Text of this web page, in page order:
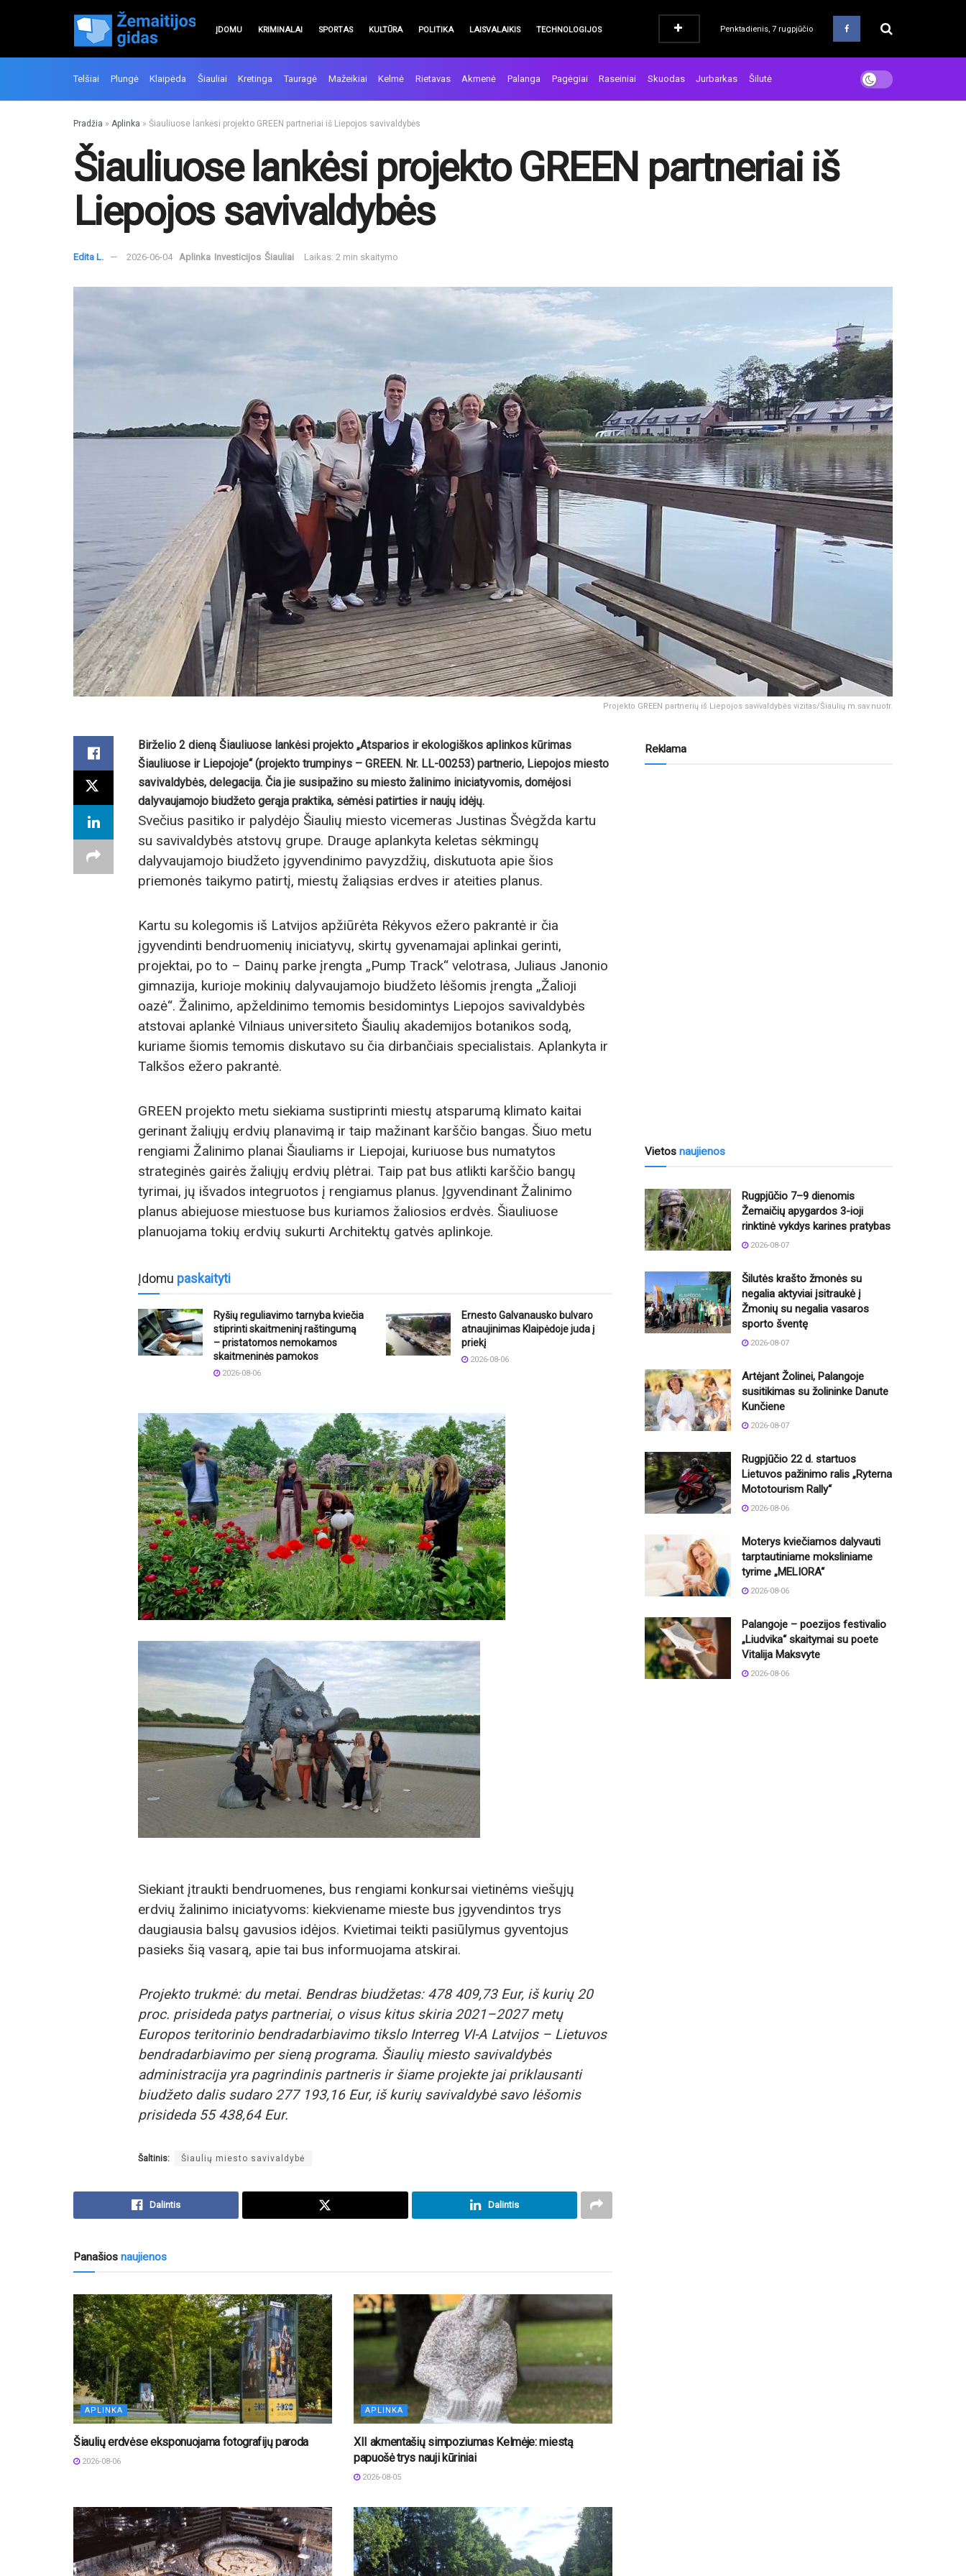
ĮDOMU KRIMINALAI SPORTAS KULTŪRA POLITIKA LAISVALAIKIS TECHNOLOGIJOS Penktadienis, 7 rugpjūčio
Telšiai Plungė Klaipėda Šiauliai Kretinga Tauragė Mažeikiai Kelmė Rietavas Akmenė Palanga Pagėgiai Raseiniai Skuodas Jurbarkas Šilutė
Pradžia » Aplinka » Šiauliuose lankėsi projekto GREEN partneriai iš Liepojos savivaldybės
Šiauliuose lankėsi projekto GREEN partneriai iš
Liepojos savivaldybės
Edita L. 2026-06-04 Aplinka Investicijos Šiauliai Laikas: 2 min skaitymo
Projekto GREEN partnerių iš Liepojos savivaldybės vizitas/Šiaulių m.sav.nuotr.
Birželio 2 dieną Šiauliuose lankėsi projekto „Atsparios ir ekologiškos aplinkos kūrimas
Šiauliuose ir Liepojoje“ (projekto trumpinys – GREEN. Nr. LL-00253) partnerio, Liepojos miesto
savivaldybės, delegacija. Čia jie susipažino su miesto žalinimo iniciatyvomis, domėjosi
dalyvaujamojo biudžeto gerąja praktika, sėmėsi patirties ir naujų idėjų.
Svečius pasitiko ir palydėjo Šiaulių miesto vicemeras Justinas Švėgžda kartu
su savivaldybės atstovų grupe. Drauge aplankyta keletas sėkmingų
dalyvaujamojo biudžeto įgyvendinimo pavyzdžių, diskutuota apie šios
priemonės taikymo patirtį, miestų žaliąsias erdves ir ateities planus.
Kartu su kolegomis iš Latvijos apžiūrėta Rėkyvos ežero pakrantė ir čia
įgyvendinti bendruomenių iniciatyvų, skirtų gyvenamajai aplinkai gerinti,
projektai, po to – Dainų parke įrengta „Pump Track“ velotrasa, Juliaus Janonio
gimnazija, kurioje mokinių dalyvaujamojo biudžeto lėšomis įrengta „Žalioji
oazė“. Žalinimo, apželdinimo temomis besidomintys Liepojos savivaldybės
atstovai aplankė Vilniaus universiteto Šiaulių akademijos botanikos sodą,
kuriame šiomis temomis diskutavo su čia dirbančiais specialistais. Aplankyta ir
Talkšos ežero pakrantė.
GREEN projekto metu siekiama sustiprinti miestų atsparumą klimato kaitai
gerinant žaliųjų erdvių planavimą ir taip mažinant karščio bangas. Šiuo metu
rengiami Žalinimo planai Šiauliams ir Liepojai, kuriuose bus numatytos
strateginės gairės žaliųjų erdvių plėtrai. Taip pat bus atlikti karščio bangų
tyrimai, jų išvados integruotos į rengiamus planus. Įgyvendinant Žalinimo
planus abiejuose miestuose bus kuriamos žaliosios erdvės. Šiauliuose
planuojama tokių erdvių sukurti Architektų gatvės aplinkoje.
Įdomu paskaityti
Ryšių reguliavimo tarnyba kviečia
stiprinti skaitmeninį raštingumą
– pristatomos nemokamos
skaitmeninės pamokos
2026-08-06
Ernesto Galvanausko bulvaro
atnaujinimas Klaipėdoje juda į
priekį
2026-08-06
Siekiant įtraukti bendruomenes, bus rengiami konkursai vietinėms viešųjų
erdvių žalinimo iniciatyvoms: kiekviename mieste bus įgyvendintos trys
daugiausia balsų gavusios idėjos. Kvietimai teikti pasiūlymus gyventojus
pasieks šią vasarą, apie tai bus informuojama atskirai.
Projekto trukmė: du metai. Bendras biudžetas: 478 409,73 Eur, iš kurių 20
proc. prisideda patys partneriai, o visus kitus skiria 2021–2027 metų
Europos teritorinio bendradarbiavimo tikslo Interreg VI-A Latvijos – Lietuvos
bendradarbiavimo per sieną programa. Šiaulių miesto savivaldybės
administracija yra pagrindinis partneris ir šiame projekte jai priklausanti
biudžeto dalis sudaro 277 193,16 Eur, iš kurių savivaldybė savo lėšomis
prisideda 55 438,64 Eur.
Šaltinis: Šiaulių miesto savivaldybė
Dalintis Dalintis
Panašios naujienos
APLINKA
Šiaulių erdvėse eksponuojama fotografijų paroda
2026-08-06
APLINKA
XII akmentašių simpoziumas Kelmėje: miestą
papuošė trys nauji kūriniai
2026-08-05
Reklama
Vietos naujienos
Rugpjūčio 7–9 dienomis
Žemaičių apygardos 3-ioji
rinktinė vykdys karines pratybas
2026-08-07
Šilutės krašto žmonės su
negalia aktyviai įsitraukė į
Žmonių su negalia vasaros
sporto šventę
2026-08-07
Artėjant Žolinei, Palangoje
susitikimas su žolininke Danute
Kunčiene
2026-08-07
Rugpjūčio 22 d. startuos
Lietuvos pažinimo ralis „Ryterna
Mototourism Rally“
2026-08-06
Moterys kviečiamos dalyvauti
tarptautiniame moksliniame
tyrime „MELIORA“
2026-08-06
Palangoje – poezijos festivalio
„Liudvika“ skaitymai su poete
Vitalija Maksvyte
2026-08-06